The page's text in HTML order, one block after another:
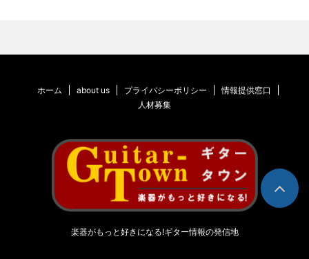
ホーム about us プライバシーポリシー
情報提供窓口
人材募集
楽器がもっと好きになる!ギター情報の発信地
© 2026 ギタータウン